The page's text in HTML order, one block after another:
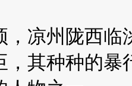
，凉州陇西临
，其种种的暴